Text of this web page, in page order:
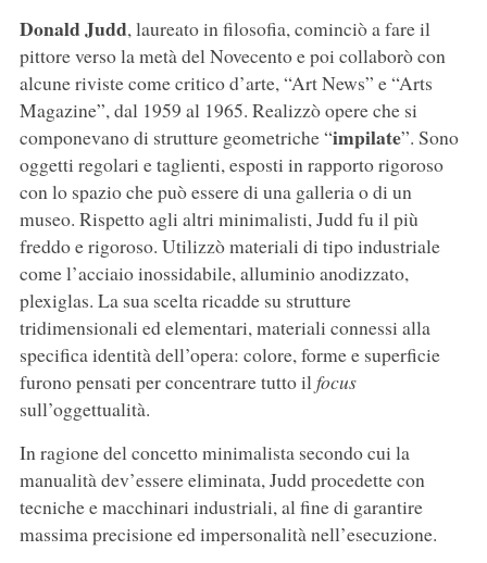
Donald Judd, laureato in filosofia, cominciò a fare il
pittore verso la metà del Novecento e poi collaborò con
alcune riviste come critico d’arte, “Art News” e “Arts
Magazine”, dal 1959 al 1965. Realizzò opere che si
componevano di strutture geometriche “impilate”. Sono
oggetti regolari e taglienti, esposti in rapporto rigoroso
con lo spazio che può essere di una galleria o di un
museo. Rispetto agli altri minimalisti, Judd fu il più
freddo e rigoroso. Utilizzò materiali di tipo industriale
come l’acciaio inossidabile, alluminio anodizzato,
plexiglas. La sua scelta ricadde su strutture
tridimensionali ed elementari, materiali connessi alla
specifica identità dell’opera: colore, forme e superficie
furono pensati per concentrare tutto ilfocus
sull’oggettualità.
In ragione del concetto minimalista secondo cui la
manualità dev’essere eliminata, Judd procedette con
tecniche e macchinari industriali, al fine di garantire
massima precisione ed impersonalità nell’esecuzione.